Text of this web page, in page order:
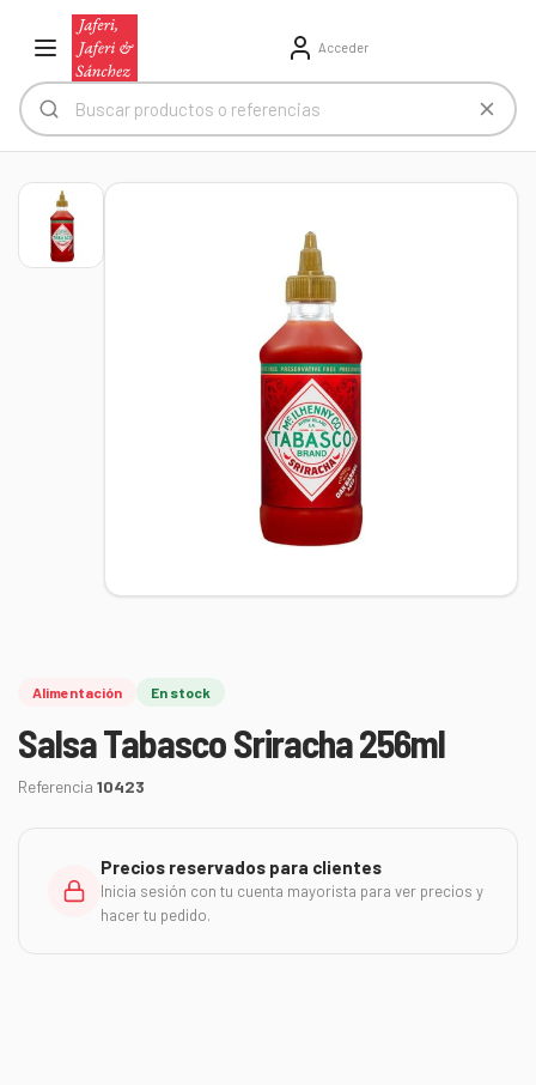
Acceder
Alimentación En stock
Salsa Tabasco Sriracha 256ml
Referencia 10423
Precios reservados para clientes
Inicia sesión con tu cuenta mayorista para ver precios y
hacer tu pedido.